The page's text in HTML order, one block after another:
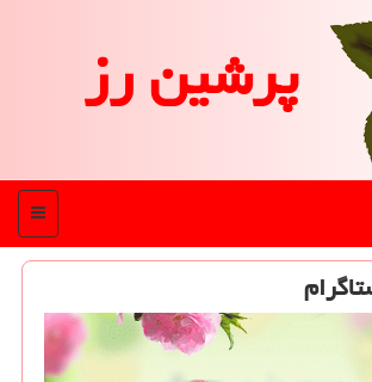
پرشین رز
منو